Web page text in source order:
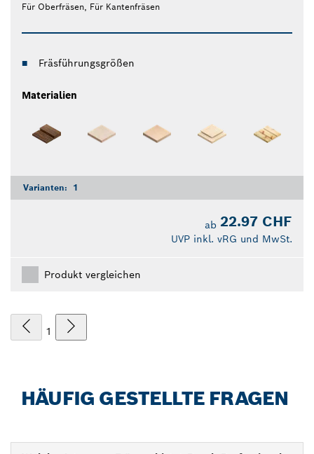
Für Oberfräsen, Für Kantenfräsen
Fräsführungsgrößen
Materialien
Varianten: 1
ab 22.97 CHF
UVP inkl. vRG und MwSt.
Produkt vergleichen
1
HÄUFIG GESTELLTE FRAGEN